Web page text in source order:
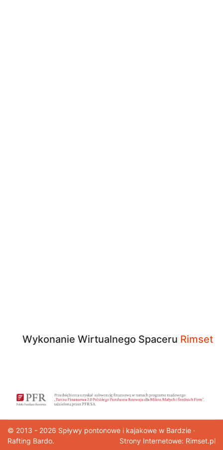
Wykonanie Wirtualnego Spaceru Rimset
© 2013 - 2026 Spływy pontonowe i kajakowe w Bardzie ·
Rafting Bardo.
Strony Internetowe: Rimset.pl